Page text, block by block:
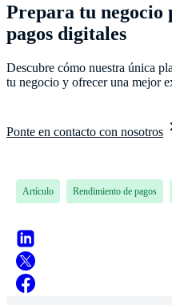
Prepara tu negocio
pagos digitales
Descubre cómo nuestra única
tu negocio y ofrecer una mejor
Ponte en contacto con nosotros
Artículo Rendimiento de pagos